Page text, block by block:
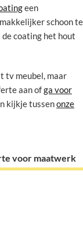
een
schoon te
coating het hout
tv meubel, maar
aan ofga voor
kijkje tussenonze
voor maatwerk